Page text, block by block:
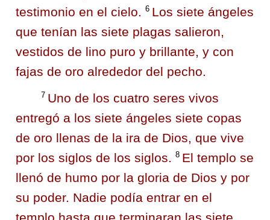
testimonio en el cielo. 6 Los siete ángeles
que tenían las siete plagas salieron,
vestidos de lino puro y brillante, y con
fajas de oro alrededor del pecho.
7 Uno de los cuatro seres vivos
entregó a los siete ángeles siete copas
de oro llenas de la ira de Dios, que vive
por los siglos de los siglos. 8 El templo se
llenó de humo por la gloria de Dios y por
su poder. Nadie podía entrar en el